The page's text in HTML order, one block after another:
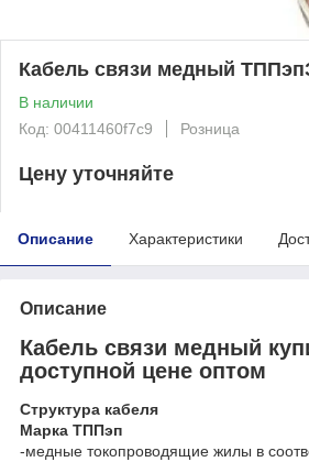
Кабель связи медный
В наличии
Код: 00411460f7c9
Розница
Цену уточняйте
Описание Характеристики
Описание
Кабель связи медный
доступной цене оптом
Структура кабеля
Марка ТППэп
-медные токопроводящие жилы в